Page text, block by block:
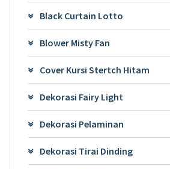
Black Curtain Lotto
Blower Misty Fan
Cover Kursi Stertch Hitam
Dekorasi Fairy Light
Dekorasi Pelaminan
Dekorasi Tirai Dinding